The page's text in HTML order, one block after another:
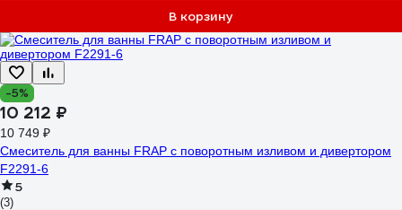
В корзину
-5%
10 212 ₽
10 749 ₽
Смеситель для ванны FRAP с поворотным изливом и дивертором
F2291-6
5
(3)